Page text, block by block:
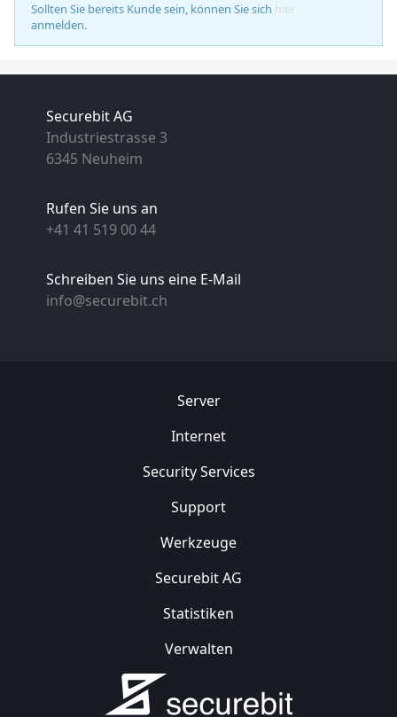
Sollten Sie bereits Kunde sein, können Sie sich hier
anmelden.
Securebit AG
Industriestrasse 3
6345 Neuheim
Rufen Sie uns an
+41 41 519 00 44
Schreiben Sie uns eine E-Mail
info@securebit.ch
Server
Internet
Security Services
Support
Werkzeuge
Securebit AG
Statistiken
Verwalten